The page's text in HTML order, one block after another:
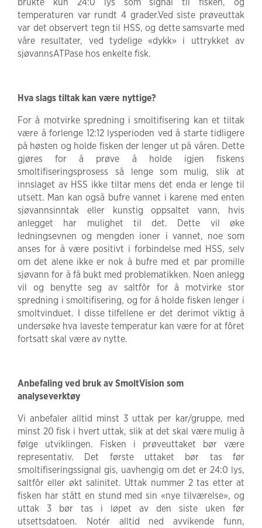
temperaturen var rundt 4 grader.Ved siste prøveuttak
var det observert tegn til HSS, og dette samsvarte med
våre resultater, ved tydelige «dykk» i uttrykket av
sjøvannsATPase hos enkelte fisk.
Hva slags tiltak kan være nyttige?
For å motvirke spredning i smoltifisering kan et tiltak
være å forlenge 12:12 lysperioden ved å starte tidligere
på høsten og holde fisken der lenger ut på våren. Dette
gjøres for å prøve å holde igjen fiskens
smoltifiseringsprosess så lenge som mulig, slik at
innslaget av HSS ikke tiltar mens det enda er lenge til
utsett. Man kan også bufre vannet i karene med enten
sjøvannsinntak eller kunstig oppsaltet vann, hvis
anlegget har mulighet til det. Dette vil øke
ledningsevnen og mengden ioner i vannet, noe som
anses for å være positivt i forbindelse med HSS, selv
om det alene ikke er nok å bufre med et par promille
sjøvann for å få bukt med problematikken. Noen anlegg
vil og benytte seg av saltfôr for å motvirke stor
spredning i smoltifisering, og for å holde fisken lenger i
smoltvinduet. I disse tilfellene er det derimot viktig å
undersøke hva laveste temperatur kan være for at fôret
fortsatt skal være av nytte.
Anbefaling ved bruk av SmoltVision som
analyseverktøy
Vi anbefaler alltid minst 3 uttak per kar/gruppe, med
minst 20 fisk i hvert uttak, slik at det skal være mulig å
følge utviklingen. Fisken i prøveuttaket bør være
representativ. Det første uttaket bør tas før
smoltifiseringssignal gis, uavhengig om det er 24:0 lys,
saltfôr eller økt salinitet. Uttak nummer 2 tas etter at
fisken har stått en stund med sin «nye tilværelse», og
uttak 3 bør tas i løpet av den siste uken før
utsettsdatoen. Notér alltid ned avvikende funn,